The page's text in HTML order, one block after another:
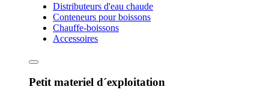
Distributeurs d'eau chaude
Conteneurs pour boissons
Chauffe-boissons
Accessoires
Petit materiel d´exploitation